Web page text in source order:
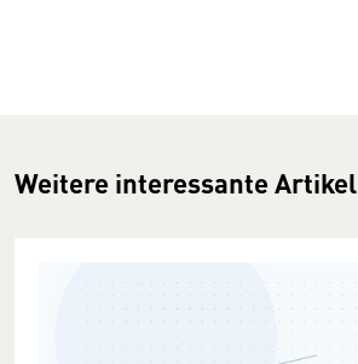
Weitere interessante Artikel